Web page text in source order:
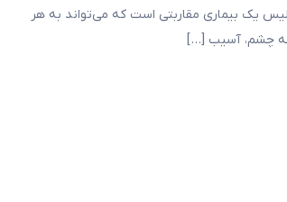
یک بیماری مقاربتی است که می‌تواند به هر
چشم، آسیب […]